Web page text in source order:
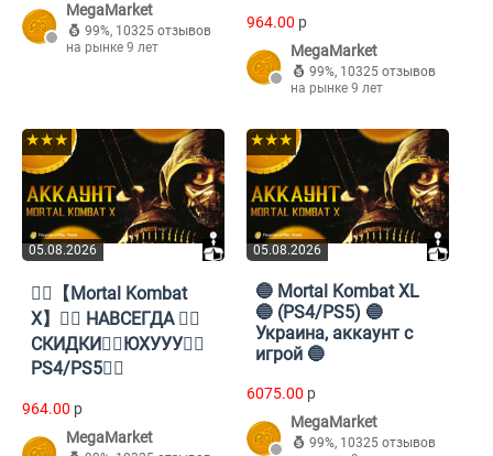
MegaMarket
99%, 10325 отзывов
на рынке 9 лет
964.00 p
MegaMarket
99%, 10325 отзывов
на рынке 9 лет
05.08.2026
★★★
❤️‍🔥【Mortal Kombat
X】❤️‍🔥 НАВСЕГДА ❤️‍🔥
СКИДКИ❤️‍🔥ЮХУУУ❤️‍🔥
PS4/PS5❤️‍🔥
964.00 p
MegaMarket
05.08.2026
★★★
🔵 Mortal Kombat XL
🔵 (PS4/PS5) 🔵
Украина, аккаунт с
игрой 🔵
6075.00 p
MegaMarket
99%, 10325 отзывов